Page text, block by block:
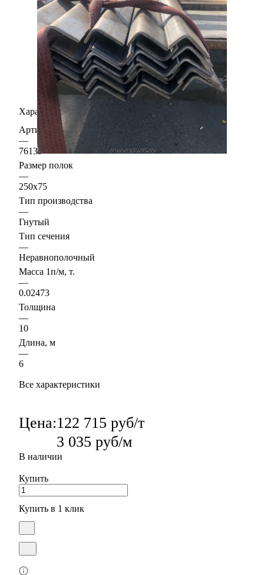
Характеристики
Артикул
—
76139
Размер полок
—
250х75
Тип производства
—
Гнутый
Тип сечения
—
Неравнополочный
Масса 1п/м, т.
—
0.02473
Толщина
—
10
Длина, м
—
6
Все характеристики
Цена:122 715 руб/т
3 035 руб/м
В наличии
Купить
Купить в 1 клик